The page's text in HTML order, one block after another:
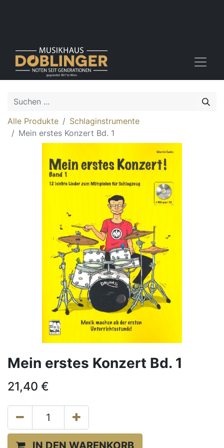
Alle Produkte
Schlaginstrumente
Mein erstes Konzert Bd. 1
Mein erstes Konzert Bd. 1
21,40 €
IN DEN WARENKORB